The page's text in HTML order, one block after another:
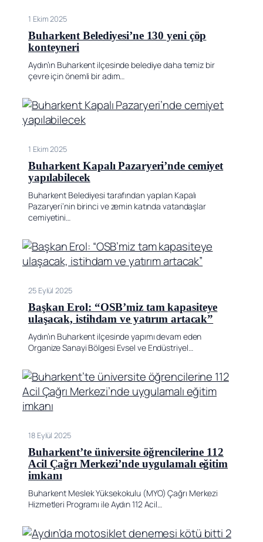
1 Ekim 2025
Buharkent Belediyesi’ne 130 yeni çöp
konteyneri
Aydın’ın Buharkent ilçesinde belediye daha temiz bir
çevre için önemli bir adım…
1 Ekim 2025
Buharkent Kapalı Pazaryeri’nde cemiyet
yapılabilecek
Buharkent Belediyesi tarafından yapılan Kapalı
Pazaryeri’nin birinci ve zemin katında vatandaşlar
cemiyetini…
25 Eylül 2025
Başkan Erol: “OSB’miz tam kapasiteye
ulaşacak, istihdam ve yatırım artacak”
Aydın’ın Buharkent ilçesinde yapımı devam eden
Organize Sanayi Bölgesi Evsel ve Endüstriyel…
18 Eylül 2025
Buharkent’te üniversite öğrencilerine 112
Acil Çağrı Merkezi’nde uygulamalı eğitim
imkanı
Buharkent Meslek Yüksekokulu (MYO) Çağrı Merkezi
Hizmetleri Programı ile Aydın 112 Acil…